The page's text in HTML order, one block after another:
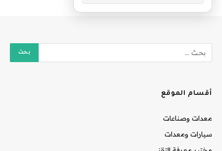
أقسام الموقع
معدات وصناعات
سيارات ومعدات